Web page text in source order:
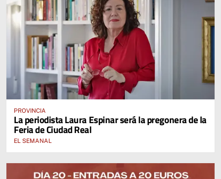
PROVINCIA
La periodista Laura Espinar será la pregonera de la
Feria de Ciudad Real
EL SEMANAL